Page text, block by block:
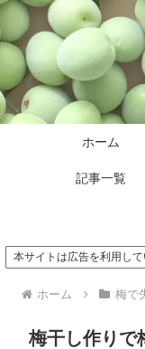
ホーム
記事一覧
本サイトは広告を利用して
ホーム 梅で
梅干し作りで